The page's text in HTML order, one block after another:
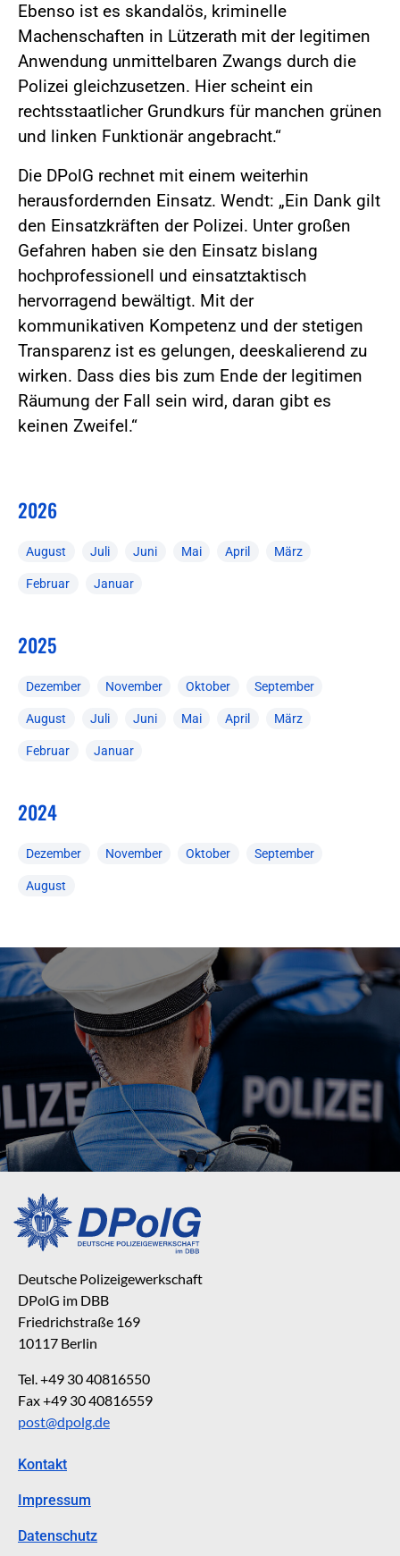
Ebenso ist es skandalös, kriminelle
Machenschaften in Lützerath mit der legitimen
Anwendung unmittelbaren Zwangs durch die
Polizei gleichzusetzen. Hier scheint ein
rechtsstaatlicher Grundkurs für manchen grünen
und linken Funktionär angebracht.“
Die DPolG rechnet mit einem weiterhin
herausfordernden Einsatz. Wendt: „Ein Dank gilt
den Einsatzkräften der Polizei. Unter großen
Gefahren haben sie den Einsatz bislang
hochprofessionell und einsatztaktisch
hervorragend bewältigt. Mit der
kommunikativen Kompetenz und der stetigen
Transparenz ist es gelungen, deeskalierend zu
wirken. Dass dies bis zum Ende der legitimen
Räumung der Fall sein wird, daran gibt es
keinen Zweifel.“
2026
August Juli Juni Mai April März
Februar Januar
2025
Dezember November Oktober September
August Juli Juni Mai April März
Februar Januar
2024
Dezember November Oktober September
August
Deutsche Polizeigewerkschaft
DPolG im DBB
Friedrichstraße 169
10117 Berlin
Tel. +49 30 40816550
Fax +49 30 40816559
post@dpolg.de
Kontakt
Impressum
Datenschutz